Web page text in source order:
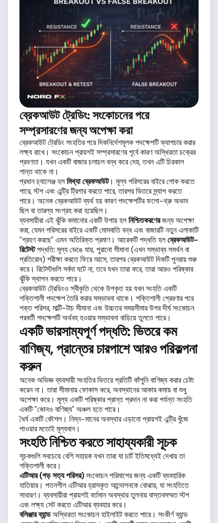
ব্রেকআউট ট্রেডিং: সংকোচনের পরে
সম্প্রসারণের জন্য অপেক্ষা করা
ব্রেকআউট ট্রেডিং সংহতির পরে দিকনির্দেশমূলক পদক্ষেপটি ক্যাপচার করার
লক্ষ্য রাখে। সংকোচন প্রায়শই সম্প্রসারণের পূর্বে কারণ অস্থিরতা চক্রের
প্রবণতা। যখন একটি বাজার চলাচল বন্ধ করে দেয়, তখন এটি চিরকাল
শান্ত থাকে না।
প্রধান চ্যালেঞ্জ হলমিথ্যা ব্রেকআউট। মূল্য পরিসরের বাইরে পোক করতে
পারে, স্টপ এবং এন্ট্রি ট্রিগার করতে পারে, তারপর ভিতরে স্ন্যাপ করতে
পারে। অনেক ব্রেকআউট ব্যর্থ হয় কারণ পদক্ষেপটির ফলো-থ্রু অভাব
ছিল বা তারল্য সংগ্রহ করা হয়েছিল।
ব্যবসায়ীরা এই ঝুঁকি কমানোর একটি উপায় হলনিশ্চিতকরণেরজন্য অপেক্ষা
করা, যেমন পরিসরের বাইরে একটি মোমবাতি বন্ধ এবং বাজারটি নতুন এলাকাটি
"গ্রহণ করছে" এমন অতিরিক্ত প্রমাণ। আরেকটি পদ্ধতি হলব্রেকআউট-
রিটেস্টপদ্ধতি: মূল্য ভেঙে যায়, পুরানো সীমানা (এখন সম্ভাব্য সমর্থন বা
প্রতিরোধ) পরীক্ষা করতে ফিরে আসে, তারপর ব্রেকআউট দিকটি পুনরায় শুরু
করে। রিটেস্টগুলি সর্বদা ঘটে না, তবে যখন তারা করে, তারা আরও পরিষ্কার
ঝুঁকি স্থাপন করতে পারে।
ব্রেকআউট ট্রেডিংও স্বীকৃতি থেকে উপকৃত হয় যখন সংহতি একটি
শক্তিশালী পদক্ষেপ তৈরি করার সম্ভাবনা থাকে। শক্তিশালী প্রেরণার পরে
শক্ত পরিসর, মাল্টি-টাচ সীমানা এবং উচ্চতর সময়সীমার উপর দীর্ঘ সংকোচন
পরবর্তী পদক্ষেপটি অর্থবহ হওয়ার সম্ভাবনা বাড়িয়ে তুলতে পারে।
একটি ভারসাম্যপূর্ণ পদ্ধতি: ভিতরে কম
বাণিজ্য, প্রান্তের চারপাশে আরও পরিকল্পনা
করুন
অনেক অভিজ্ঞ ব্যবসায়ী সংহতির ভিতরে প্রতিটি কাঁপুনি বাণিজ্য করার চেষ্টা
করেন না। তারা সীমানায় ফোকাস করে, অবস্থানের আকার কমায় বা শুধু
অপেক্ষা করে। মূল্য একটি পরিষ্কার প্রান্ত প্রদান না করা পর্যন্ত সংহতি
একটি "কোনও বাণিজ্য" অঞ্চল হতে পারে।
ধৈর্য একটি কৌশল। নিম্ন-মানের অবস্থার এড়ানো প্রায়শই এন্ট্রি খুঁজে
পাওয়ার মতোই মূল্যবান।
সংহতি নিশ্চিত করতে সাহায্যকারী সূচক
সূচকগুলি সবচেয়ে বেশি সহায়ক যখন তারা যা চার্ট ইতিমধ্যেই দেখায় তা
শক্তিশালী করে।
এটিআর (গড় সত্য পরিসর)সংকোচন পরিমাপের জন্য একটি ব্যবহারিক
হাতিয়ার। পতনশীল এটিআর হ্রাসকৃত আন্দোলনকে বোঝায়, যা সংহতিতে
সাধারণ। ব্যবসায়ীরা প্রায়শই বর্তমান অবস্থার তুলনায় বাস্তবসম্মত স্টপ
এবং লক্ষ্য সেট করতে এটিআর ব্যবহার করে।
বলিঞ্জার ব্যান্ডঅস্থিরতা সংকোচন হাইলাইট করতে পারে। সংকীর্ণ ব্যান্ড